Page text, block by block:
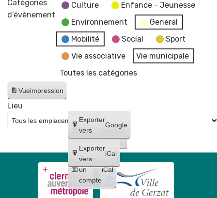
Catégories
d’évènement
Culture
Enfance - Jeunesse
Environnement
General
Mobilité
Social
Sport
Vie associative
Vie municipale
Toutes les catégories
Vueimpression
Créer
un
compte
Google
Créer
un
compte
iCal
Exporter
vers
Google
Exporter
vers
iCal
Lieu